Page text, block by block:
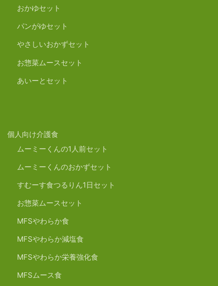
おかゆセット
パンがゆセット
やさしいおかずセット
お惣菜ムースセット
あいーとセット
個人向け介護食
ムーミーくんの1人前セット
ムーミーくんのおかずセット
すむーす食つるりん1日セット
お惣菜ムースセット
MFSやわらか食
MFSやわらか減塩食
MFSやわらか栄養強化食
MFSムース食